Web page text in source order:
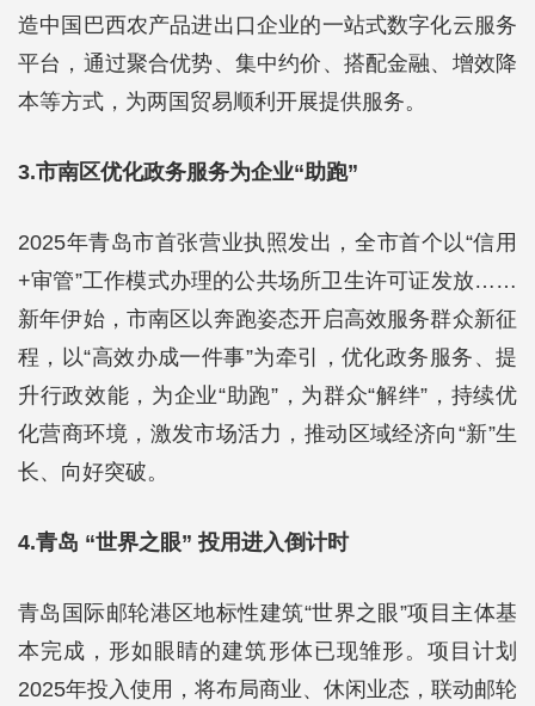
造中国巴西农产品进出口企业的一站式数字化云服务
平台，通过聚合优势、集中约价、搭配金融、增效降
本等方式，为两国贸易顺利开展提供服务。
3.市南区优化政务服务为企业“助跑”
2025年青岛市首张营业执照发出，全市首个以“信用
+审管”工作模式办理的公共场所卫生许可证发放……
新年伊始，市南区以奔跑姿态开启高效服务群众新征
程，以“高效办成一件事”为牵引，优化政务服务、提
升行政效能，为企业“助跑”，为群众“解绊”，持续优
化营商环境，激发市场活力，推动区域经济向“新”生
长、向好突破。
4.青岛 “世界之眼” 投用进入倒计时
青岛国际邮轮港区地标性建筑“世界之眼”项目主体基
本完成，形如眼睛的建筑形体已现雏形。项目计划
2025年投入使用，将布局商业、休闲业态，联动邮轮